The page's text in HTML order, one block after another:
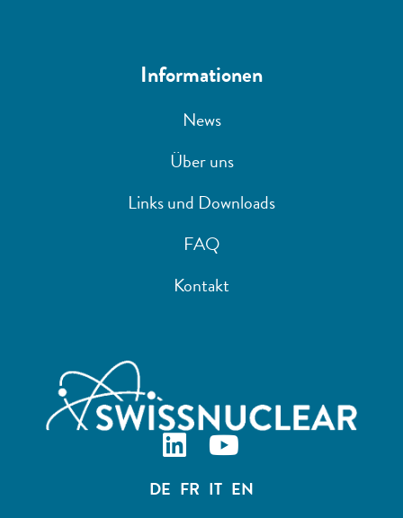
DE FR IT EN
Informationen
News
Über uns
Links und Downloads
FAQ
Kontakt